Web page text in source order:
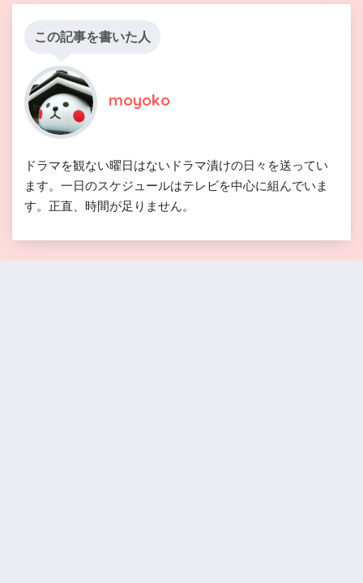
この記事を書いた人
moyoko
ドラマを観ない曜日はないドラマ漬けの日々を送ってい
ます。一日のスケジュールはテレビを中心に組んでいま
す。正直、時間が足りません。